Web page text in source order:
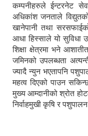
कम्पनीहरुले ईन्टरनेट
अधिकांश जनताले
खानेपानी तथा
आधा हिस्साले यो सुविधा
शिक्षा क्षेत्रमा भने
जमिनको उपलब्धता
ज्यादै न्युन भएतापनि
महत्व दिएको पाउन
मुख्य आम्दानीको श्रोत
निर्वाहमुखी कृषि र